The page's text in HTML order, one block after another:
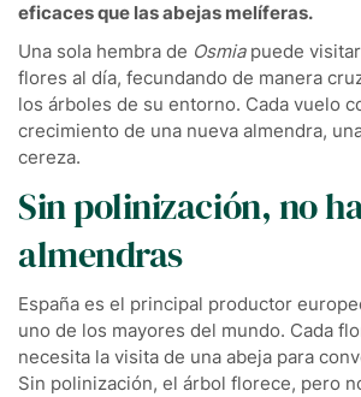
eficaces que las abejas melíferas.
Una sola hembra de Osmiapuede
flores al día, fecundando de manera
los árboles de su entorno. Cada vuelo
crecimiento de una nueva almendra,
cereza.
Sin polinización, no
almendras
España es el principal productor
uno de los mayores del mundo. Cada
necesita la visita de una abeja para
Sin polinización, el árbol florece, pero